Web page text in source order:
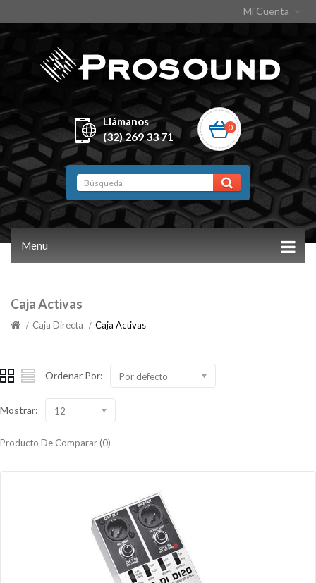
Mi Cuenta
Llámanos
(32) 269 33 71
0
Menu
Caja Activas
Caja Directa Caja Activas
Ordenar Por: Por defecto
Mostrar: 12
Producto De Comparar (0)